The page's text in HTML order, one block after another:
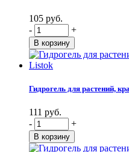
105 руб.
-
+
Гидрогель для растений,
111 руб.
-
+